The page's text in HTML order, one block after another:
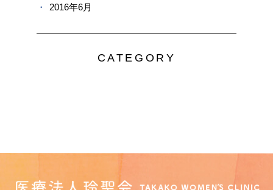
2016年6月
CATEGORY